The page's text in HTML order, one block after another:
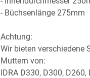
- Büchsenlänge 275mm
Achtung:
Wir bieten verschiedene
Muttern von:
IDRA D330, D300, D260,